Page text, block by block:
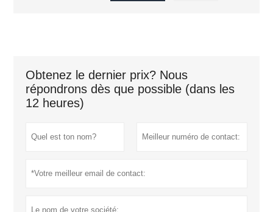
Obtenez le dernier prix? Nous
répondrons dès que possible (dans les
12 heures)